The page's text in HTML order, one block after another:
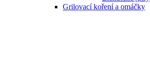
Grilovací koření a omáčky